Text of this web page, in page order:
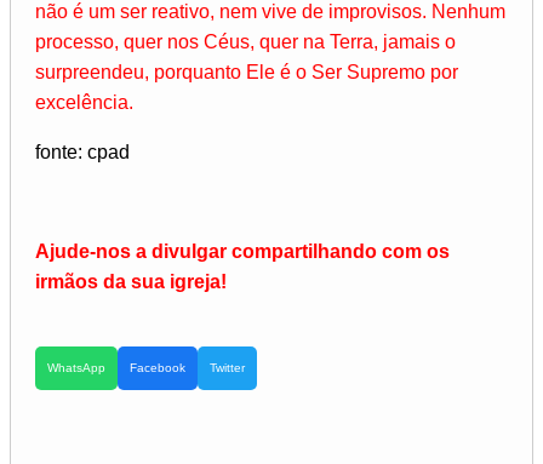
não é um ser reativo, nem vive de improvisos. Nenhum
processo, quer nos Céus, quer na Terra, jamais o
surpreendeu, porquanto Ele é o Ser Supremo por
excelência.
fonte: cpad
Ajude-nos a divulgar compartilhando com os
irmãos da sua igreja!
WhatsApp Facebook Twitter